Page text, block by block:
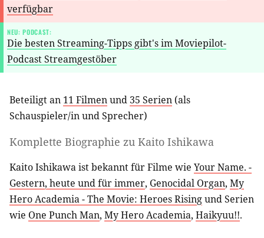
verfügbar
NEU: PODCAST:
Die besten Streaming-Tipps gibt's im Moviepilot-
Podcast Streamgestöber
Beteiligt an 11 Filmenund 35 Serien (als
Schauspieler/inundSprecher)
Komplette Biographie zu Kaito Ishikawa
Kaito Ishikawa ist bekannt für Filme wie Your Name. -
Gestern, heute und für immer, Genocidal Organ, My
Hero Academia - The Movie: Heroes Risingund Serien
wie One Punch Man, My Hero Academia, Haikyuu!!.